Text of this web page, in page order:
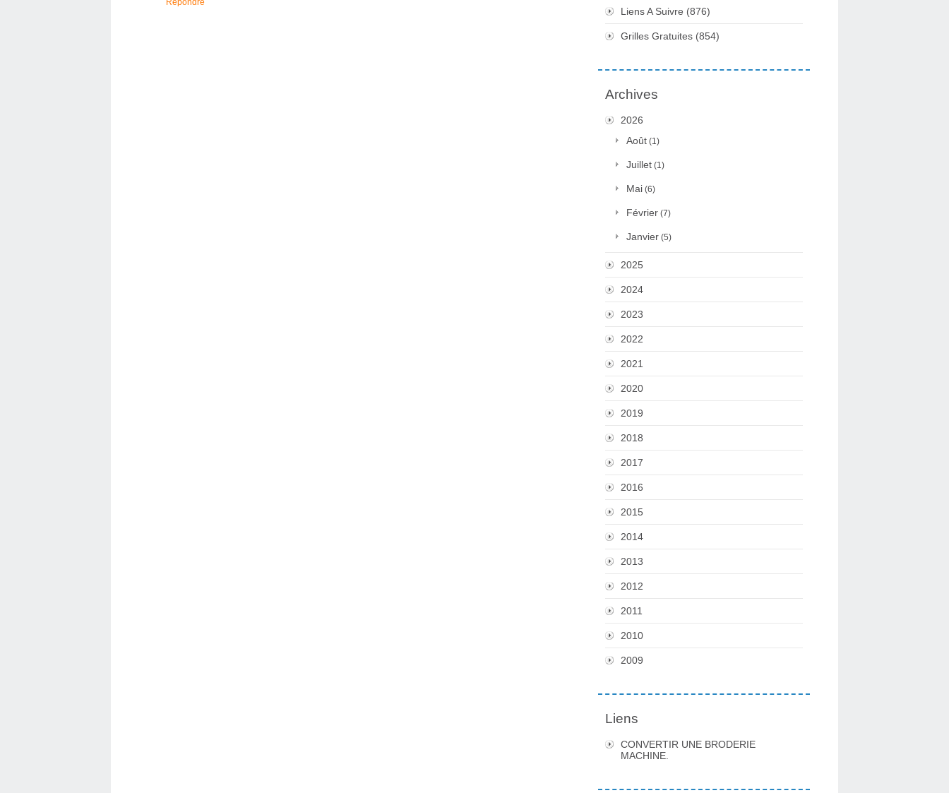
Répondre
Liens A Suivre (876)
Grilles Gratuites (854)
Archives
2026
Août (1)
Juillet (1)
Mai (6)
Février (7)
Janvier (5)
2025
2024
2023
2022
2021
2020
2019
2018
2017
2016
2015
2014
2013
2012
2011
2010
2009
Liens
CONVERTIR UNE BRODERIE
MACHINE.